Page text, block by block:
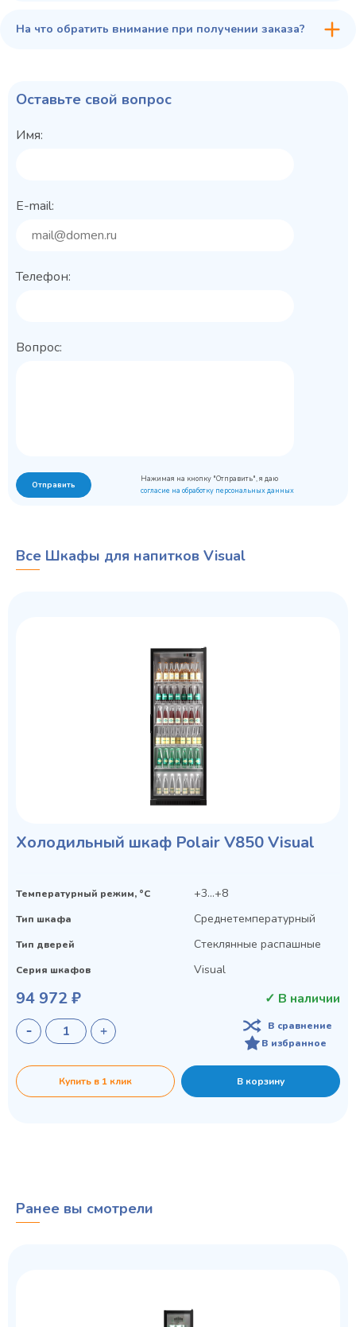
На что обратить внимание при получении заказа?
Оставьте свой вопрос
Имя:
E-mail:
Телефон:
Вопрос:
Отправить
Нажимая на кнопку "Отправить", я даю
согласие на обработку персональных данных
Все Шкафы для напитков Visual
Холодильный шкаф Polair V850 Visual
Температурный режим, °C +3...+8
Тип шкафа Среднетемпературный
Тип дверей Стеклянные распашные
Серия шкафов Visual
94 972 ₽ ✓ В наличии
В сравнение
В избранное
Купить в 1 клик В корзину
Ранее вы смотрели